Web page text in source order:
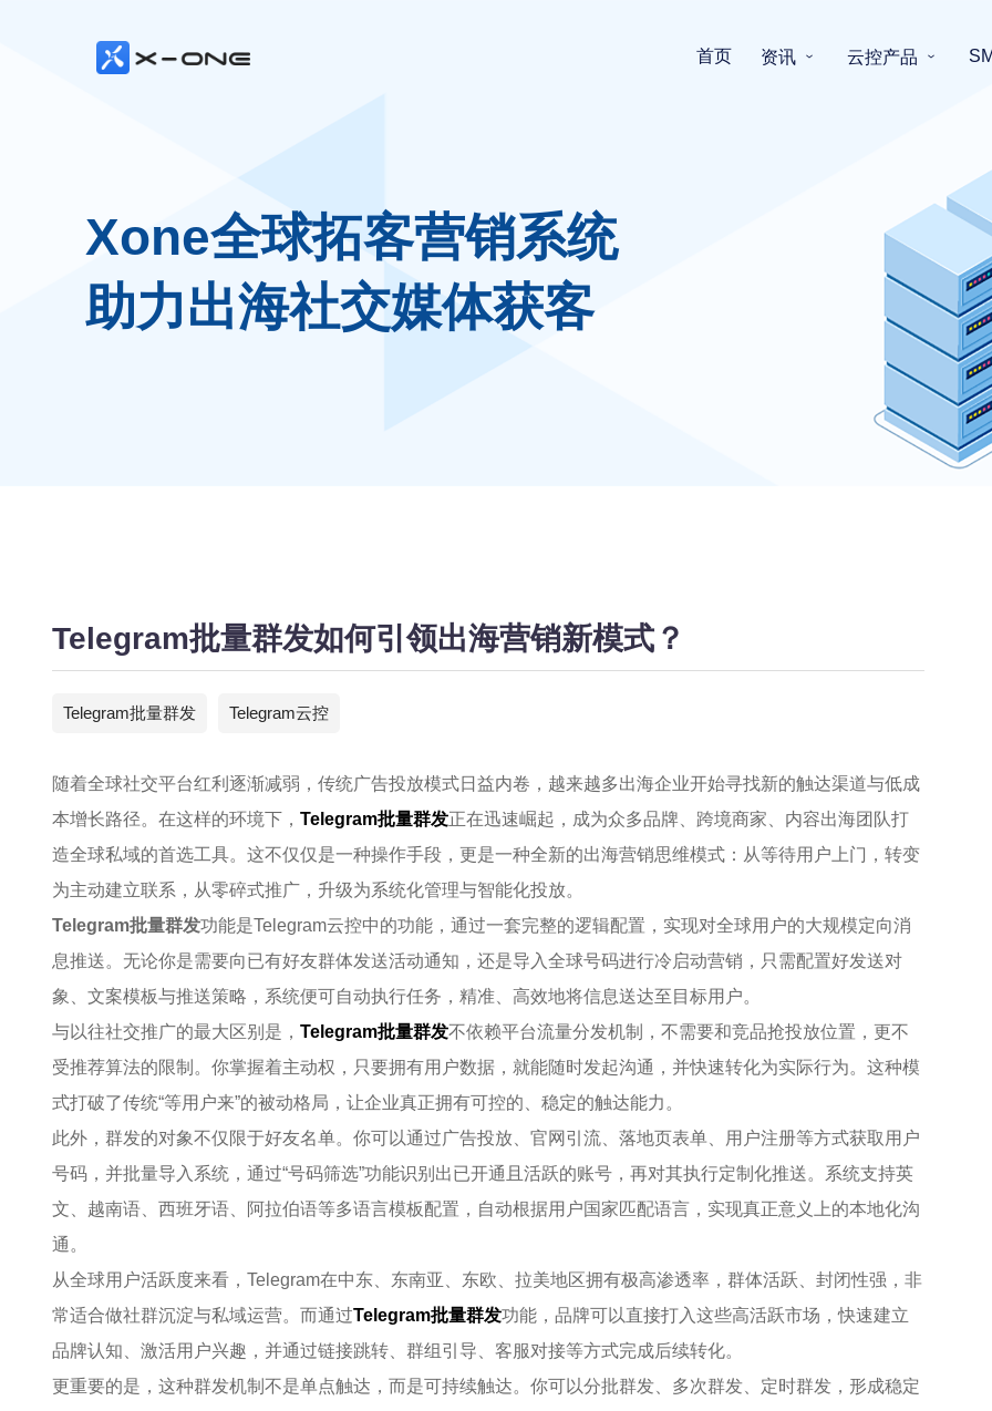
首页 资讯 云控产品
Xone全球拓客营销系统
助力出海社交媒体获客
Telegram批量群发如何引领出海营销新模式？
Telegram批量群发 Telegram云控
随着全球社交平台红利逐渐减弱，传统广告投放模式日益内卷，越来越多出海企业开始寻找新的触达渠道与低成
本增长路径。在这样的环境下， Telegram批量群发正在迅速崛起，成为众多品牌、跨境商家、内容出海团队打
造全球私域的首选工具。这不仅仅是一种操作手段，更是一种全新的出海营销思维模式：从等待用户上门，转变
为主动建立联系，从零碎式推广，升级为系统化管理与智能化投放。
Telegram批量群发功能是Telegram云控中的功能，通过一套完整的逻辑配置，实现对全球用户的大规模定向消
息推送。无论你是需要向已有好友群体发送活动通知，还是导入全球号码进行冷启动营销，只需配置好发送对
象、文案模板与推送策略，系统便可自动执行任务，精准、高效地将信息送达至目标用户。
与以往社交推广的最大区别是， Telegram批量群发不依赖平台流量分发机制，不需要和竞品抢投放位置，更不
受推荐算法的限制。你掌握着主动权，只要拥有用户数据，就能随时发起沟通，并快速转化为实际行为。这种模
式打破了传统“等用户来”的被动格局，让企业真正拥有可控的、稳定的触达能力。
此外，群发的对象不仅限于好友名单。你可以通过广告投放、官网引流、落地页表单、用户注册等方式获取用户
号码，并批量导入系统，通过“号码筛选”功能识别出已开通且活跃的账号，再对其执行定制化推送。系统支持英
文、越南语、西班牙语、阿拉伯语等多语言模板配置，自动根据用户国家匹配语言，实现真正意义上的本地化沟
通。
从全球用户活跃度来看，Telegram在中东、东南亚、东欧、拉美地区拥有极高渗透率，群体活跃、封闭性强，非
常适合做社群沉淀与私域运营。而通过Telegram批量群发功能，品牌可以直接打入这些高活跃市场，快速建立
品牌认知、激活用户兴趣，并通过链接跳转、群组引导、客服对接等方式完成后续转化。
更重要的是，这种群发机制不是单点触达，而是可持续触达。你可以分批群发、多次群发、定时群发，形成稳定